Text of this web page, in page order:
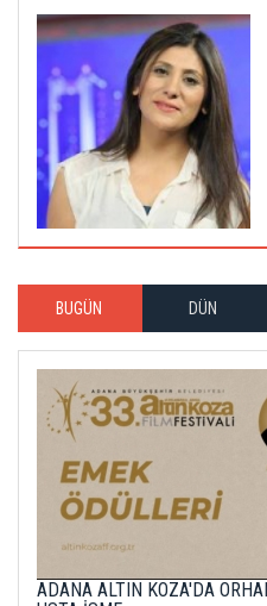
BUGÜN DÜN
ADANA ALTIN KOZA'DA